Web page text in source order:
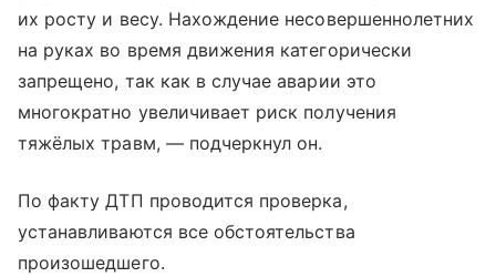
их росту и весу. Нахождение несовершеннолетних
на руках во время движения категорически
запрещено, так как в случае аварии это
многократно увеличивает риск получения
тяжёлых травм, — подчеркнул он.
По факту ДТП проводится проверка,
устанавливаются все обстоятельства
произошедшего.